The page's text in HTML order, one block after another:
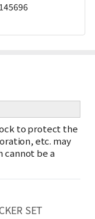
to protect the
etc. may
cannot be a
SET